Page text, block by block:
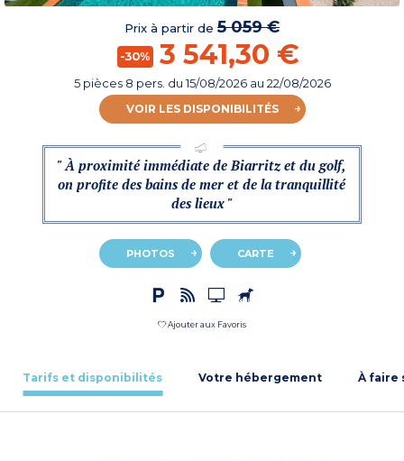
Prix à partir de 5 059 €
-30% 3 541,30 €
5 pièces 8 pers. du15/08/2026au 22/08/2026
VOIR LES DISPONIBILITÉS
" À proximité immédiate de Biarritz et du golf,
on profite des bains de mer et de la tranquillité
des lieux "
PHOTOS CARTE
Ajouter aux Favoris
Tarifs et disponibilités Votre hébergement À faire